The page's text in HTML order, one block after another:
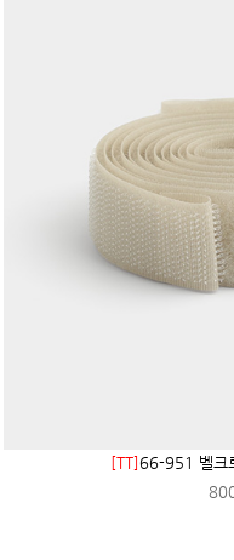
[TT]66-951 벨크